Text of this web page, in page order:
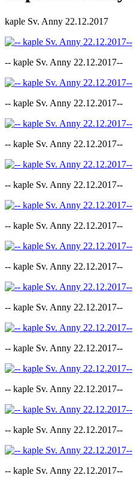
kaple Sv. Anny 22.12.2017
-- kaple Sv. Anny 22.12.2017--
-- kaple Sv. Anny 22.12.2017--
-- kaple Sv. Anny 22.12.2017--
-- kaple Sv. Anny 22.12.2017--
-- kaple Sv. Anny 22.12.2017--
-- kaple Sv. Anny 22.12.2017--
-- kaple Sv. Anny 22.12.2017--
-- kaple Sv. Anny 22.12.2017--
-- kaple Sv. Anny 22.12.2017--
-- kaple Sv. Anny 22.12.2017--
-- kaple Sv. Anny 22.12.2017--